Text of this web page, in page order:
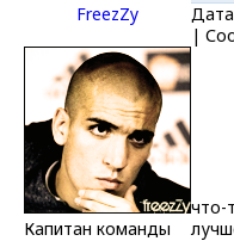
FreezZy
|
Капитан команды
что-